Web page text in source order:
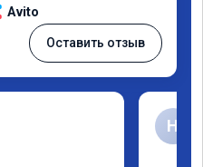
Avito
Оставить отзыв
Н